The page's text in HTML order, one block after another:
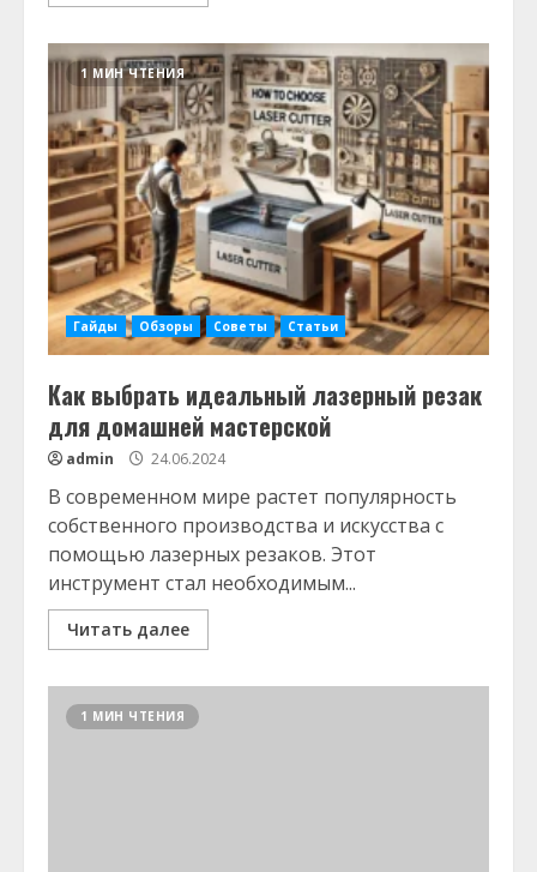
1 МИН ЧТЕНИЯ
Гайды Обзоры Советы Статьи
Как выбрать идеальный лазерный резак
для домашней мастерской
admin 24.06.2024
В современном мире растет популярность
собственного производства и искусства с
помощью лазерных резаков. Этот
инструмент стал необходимым...
Читать далее
1 МИН ЧТЕНИЯ